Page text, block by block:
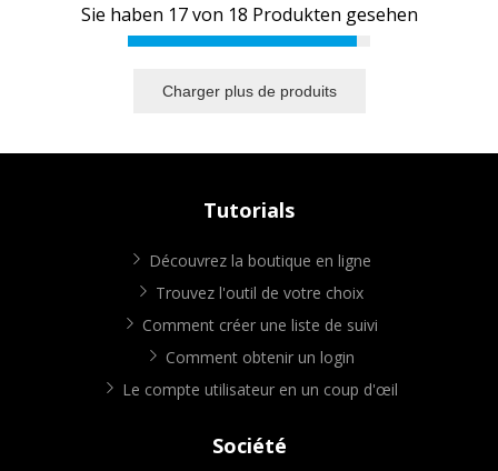
Sie haben 17von 18 Produkten gesehen
Charger plus de produits
Tutorials
Découvrez la boutique en ligne
Trouvez l'outil de votre choix
Comment créer une liste de suivi
Comment obtenir un login
Le compte utilisateur en un coup d'œil
Société